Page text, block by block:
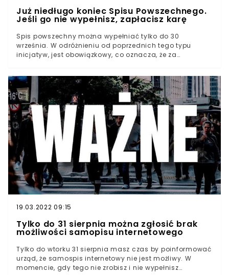
Już niedługo koniec Spisu Powszechnego.
Jeśli go nie wypełnisz, zapłacisz karę
Spis powszechny można wypełniać tylko do 30
września. W odróżnieniu od poprzednich tego typu
inicjatyw, jest obowiązkowy, co oznacza, że za
dotąd wciąż nie spisała się w jego ramach ponad
połowa Polaków.
19.03.2022 09:15
Tylko do 31 sierpnia można zgłosić brak
możliwości samopisu internetowego
Tylko do wtorku 31 sierpnia masz czas by poinformować
urząd, że samospis internetowy nie jest możliwy. W
momencie, gdy tego nie zrobisz i nie wypełnisz